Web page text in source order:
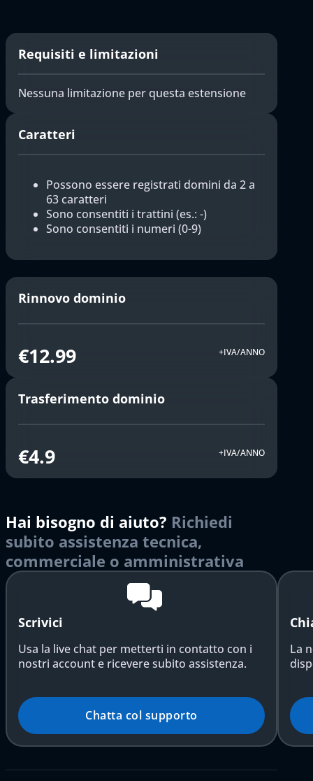
Requisiti e limitazioni
Nessuna limitazione per questa estensione
Caratteri
Possono essere registrati domini da 2 a
63 caratteri
Sono consentiti i trattini (es.: -)
Sono consentiti i numeri (0-9)
Rinnovo dominio
€12.99 +IVA/ANNO
Trasferimento dominio
€4.9 +IVA/ANNO
Hai bisogno di aiuto? Richiedi
subito assistenza tecnica,
commerciale o amministrativa
Scrivici
Usa la live chat per metterti in contatto con i
nostri account e ricevere subito assistenza.
Chatta col supporto
La